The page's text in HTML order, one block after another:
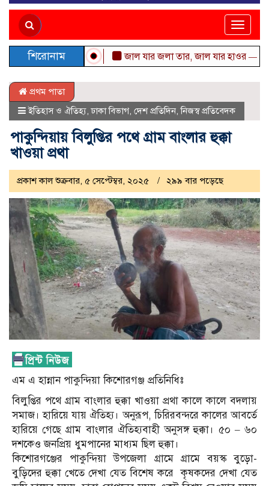
Toggle
শিরোনাম জাল যার জলা তার, জাল যার হাওর —
প্রথম পাতা
ইতিহাস ও ঐতিহ্য,ঢাকা বিভাগ, দেশ প্রতিদিন,নিজস্ব প্রতিবেদক
পাকুন্দিয়ায় বিলুপ্তির পথে গ্রাম বাংলার হুক্কা
খাওয়া প্রথা
প্রকাশ কাল শুক্রবার, ৫ সেপ্টেম্বর, ২০২৫ ২৯৯ বার পড়েছে
এম এ হান্নান পাকুন্দিয়া কিশোরগঞ্জ প্রতিনিধিঃ
বিলুপ্তির পথে গ্রাম বাংলার হুক্কা খাওয়া প্রথা কালে কালে বদলায়
সমাজ। হারিয়ে যায় ঐতিহ্য। অনুরূপ, চিরিরবন্দরে কালের আবর্তে
হারিয়ে গেছে গ্রাম বাংলার ঐতিহ্যবাহী অনুসঙ্গ হুক্কা। ৫০ – ৬০
দশকেও জনপ্রিয় ধুমপানের মাধ্যম ছিল হুক্কা।
কিশোরগঞ্জের পাকুন্দিয়া উপজেলা গ্রামে গ্রামে বয়স্ক বুড়ো-
বুড়িদের হুক্কা খেতে দেখা যেত বিশেষ করে কৃষকদের দেখা যেত